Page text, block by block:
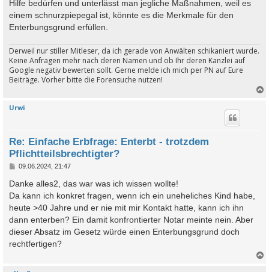
Hilfe bedürfen und unterlässt man jegliche Maßnahmen, weil es
einem schnurzpiepegal ist, könnte es die Merkmale für den
Enterbungsgrund erfüllen.
Derweil nur stiller Mitleser, da ich gerade von Anwälten schikaniert wurde.
Keine Anfragen mehr nach deren Namen und ob Ihr deren Kanzlei auf
Google negativ bewerten sollt. Gerne melde ich mich per PN auf Eure
Beiträge. Vorher bitte die Forensuche nutzen!
Urwi
Re: Einfache Erbfrage: Enterbt - trotzdem
Pflichtteilsbrechtigter?
B
i
r
a
g
09.06.2024, 21:47
Danke alles2, das war was ich wissen wollte!
Da kann ich konkret fragen, wenn ich ein uneheliches Kind habe,
heute >40 Jahre und er nie mit mir Kontakt hatte, kann ich ihn
dann enterben? Ein damit konfrontierter Notar meinte nein. Aber
dieser Absatz im Gesetz würde einen Enterbungsgrund doch
rechtfertigen?